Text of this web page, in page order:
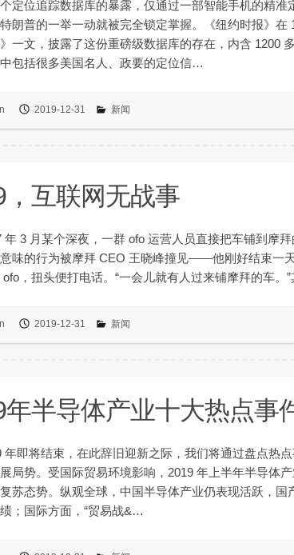
位追踪数据库的暴露，仅通过一部智能手机的精准
朗普的一举一动就被完全锁定掌握。《纽约时报》在
一文，披露了这份重磅级数据库的存在，内含 1200
包括很多美国名人、政要的定位信…
2019-12-31 新闻
，互联网无战事
3 月某个深夜，一群 ofo 运营人员直接把车铺到摩拜
味的行为被摩拜 CEO 王晓峰撞见——他刚好结束一
ofo，扭头便打电话。“一会儿就有人过来铺摩拜的车。
2019-12-31 新闻
年半导体产业十大热点事
将结束，在此辞旧迎新之际，我们将通过盘点热点
局势。受国际贸易环境影响，2019 年上半年半导体
苏态势。纵观全球，中国半导体产业仍表现活跃，国
；国际方面，“贸易战&…